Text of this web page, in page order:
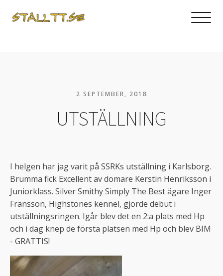
2 SEPTEMBER, 2018
UTSTÄLLNING
I helgen har jag varit på SSRKs utställning i Karlsborg.
Brumma fick Excellent av domare Kerstin Henriksson i
Juniorklass. Silver Smithy Simply The Best ägare Inger
Fransson, Highstones kennel, gjorde debut i
utställningsringen. Igår blev det en 2:a plats med Hp
och i dag knep de första platsen med Hp och blev BIM
- GRATTIS!